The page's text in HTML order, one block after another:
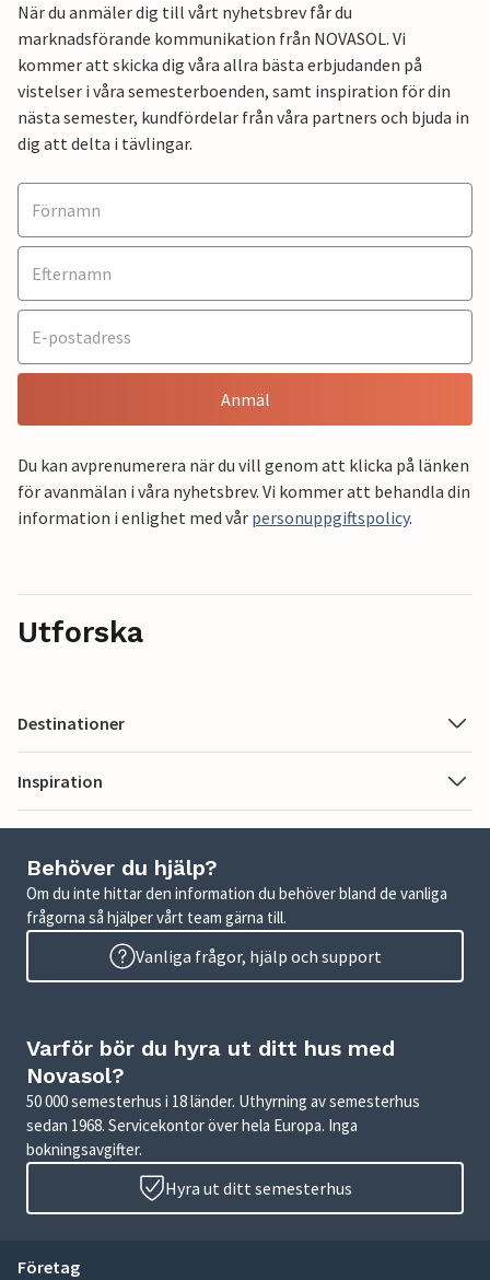
När du anmäler dig till vårt nyhetsbrev får du
marknadsförande kommunikation från NOVASOL. Vi
kommer att skicka dig våra allra bästa erbjudanden på
vistelser i våra semesterboenden, samt inspiration för din
nästa semester, kundfördelar från våra partners och bjuda in
dig att delta i tävlingar.
Anmäl
Du kan avprenumerera när du vill genom att klicka på länken
för avanmälan i våra nyhetsbrev. Vi kommer att behandla din
information i enlighet med vår personuppgiftspolicy.
Utforska
Destinationer
Inspiration
Behöver du hjälp?
Om du inte hittar den information du behöver bland de vanliga
frågorna så hjälper vårt team gärna till.
Vanliga frågor, hjälp och support
Varför bör du hyra ut ditt hus med
Novasol?
50 000 semesterhus i 18 länder. Uthyrning av semesterhus
sedan 1968. Servicekontor över hela Europa. Inga
bokningsavgifter.
Hyra ut ditt semesterhus
Företag